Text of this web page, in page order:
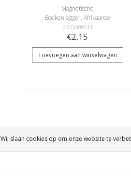
Magnetische
Boekenlegger, Afrikaanse
olifant
KMCL000511
€2,15
Toevoegen aan winkelwagen
Wij slaan cookies op om onze website te